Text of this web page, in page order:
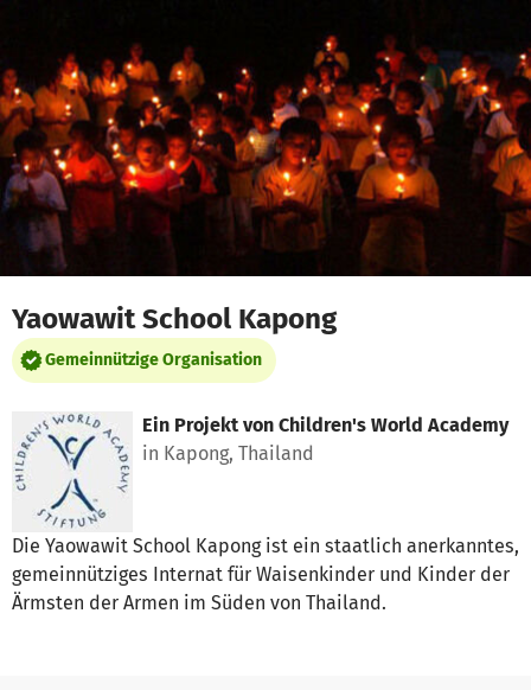
Yaowawit School Kapong
Gemeinnützige Organisation
Ein Projekt von Children's World Academy
in Kapong, Thailand
Die Yaowawit School Kapong ist ein staatlich anerkanntes,
gemeinnütziges Internat für Waisenkinder und Kinder der
Ärmsten der Armen im Süden von Thailand.